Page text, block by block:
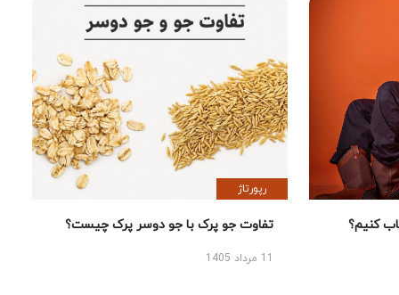
کنیم؟
رپورتاژ
تفاوت جو پرک با جو دوسر پرک چیست؟